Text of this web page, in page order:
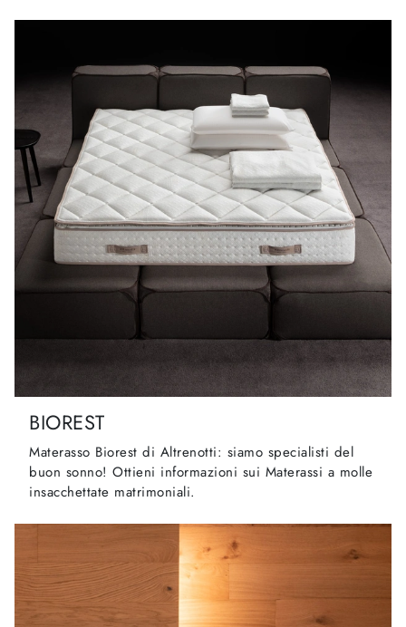
BIOREST
Materasso Biorest di Altrenotti: siamo specialisti del
buon sonno! Ottieni informazioni sui Materassi a molle
insacchettate matrimoniali.